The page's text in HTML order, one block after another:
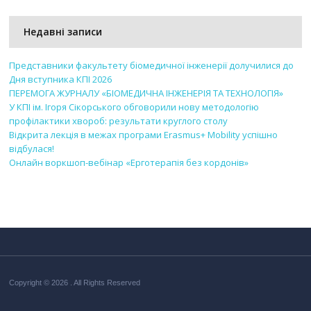
Недавні записи
Представники факультету біомедичної інженерії долучилися до
Дня вступника КПІ 2026
ПЕРЕМОГА ЖУРНАЛУ «БІОМЕДИЧНА ІНЖЕНЕРІЯ ТА ТЕХНОЛОГІЯ»
У КПІ ім. Ігоря Сікорського обговорили нову методологію
профілактики хвороб: результати круглого столу
Відкрита лекція в межах програми Erasmus+ Mobility успішно
відбулася!
Онлайн воркшоп-вебінар «Ерготерапія без кордонів»
Copyright © 2026 . All Rights Reserved